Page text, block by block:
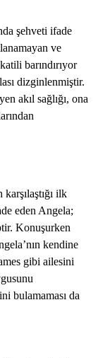
şehveti ifade
ve
barındırıyor
dizginlenmiştir.
akıl sağlığı, ona
ilk
eden Angela;
Konuşurken
kendine
gibi ailesini
bulamaması da